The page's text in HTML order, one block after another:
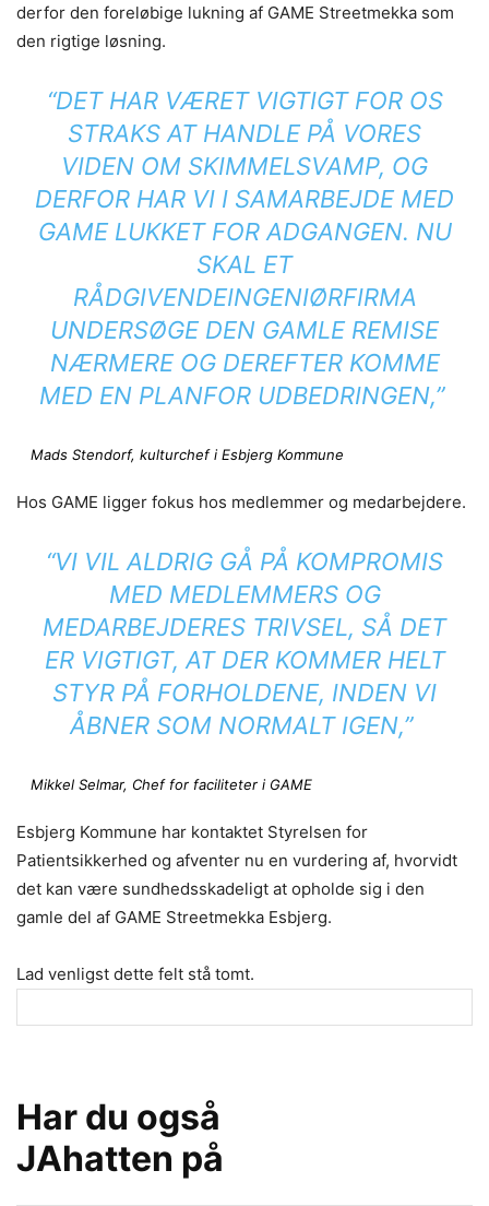
derfor den foreløbige lukning af GAME Streetmekka som
den rigtige løsning.
“DET HAR VÆRET VIGTIGT FOR OS
STRAKS AT HANDLE PÅ VORES
VIDEN OM SKIMMELSVAMP, OG
DERFOR HAR VI I SAMARBEJDE MED
GAME LUKKET FOR ADGANGEN. NU
SKAL ET
RÅDGIVENDEINGENIØRFIRMA
UNDERSØGE DEN GAMLE REMISE
NÆRMERE OG DEREFTER KOMME
MED EN PLANFOR UDBEDRINGEN,”
Mads Stendorf, kulturchef i Esbjerg Kommune
Hos GAME ligger fokus hos medlemmer og medarbejdere.
“VI VIL ALDRIG GÅ PÅ KOMPROMIS
MED MEDLEMMERS OG
MEDARBEJDERES TRIVSEL, SÅ DET
ER VIGTIGT, AT DER KOMMER HELT
STYR PÅ FORHOLDENE, INDEN VI
ÅBNER SOM NORMALT IGEN,”
Mikkel Selmar, Chef for faciliteter i GAME
Esbjerg Kommune har kontaktet Styrelsen for
Patientsikkerhed og afventer nu en vurdering af, hvorvidt
det kan være sundhedsskadeligt at opholde sig i den
gamle del af GAME Streetmekka Esbjerg.
Lad venligst dette felt stå tomt.
Har du også
JAhatten på